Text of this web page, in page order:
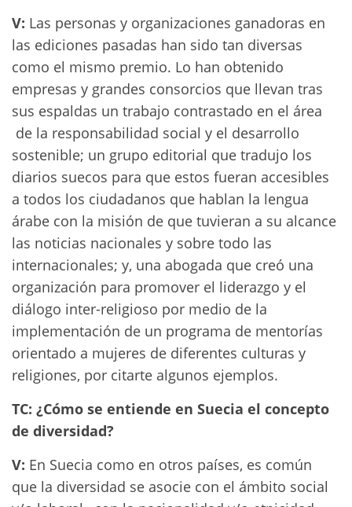
V: Las personas y organizaciones ganadoras en
las ediciones pasadas han sido tan diversas
como el mismo premio. Lo han obtenido
empresas y grandes consorcios que llevan tras
sus espaldas un trabajo contrastado en el área
de la responsabilidad social y el desarrollo
sostenible; un grupo editorial que tradujo los
diarios suecos para que estos fueran accesibles
a todos los ciudadanos que hablan la lengua
árabe con la misión de que tuvieran a su alcance
las noticias nacionales y sobre todo las
internacionales; y, una abogada que creó una
organización para promover el liderazgo y el
diálogo inter-religioso por medio de la
implementación de un programa de mentorías
orientado a mujeres de diferentes culturas y
religiones, por citarte algunos ejemplos.
TC: ¿Cómo se entiende en Suecia el concepto
de diversidad?
V: En Suecia como en otros países, es común
que la diversidad se asocie con el ámbito social